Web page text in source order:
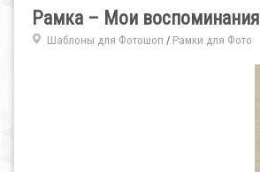
Рамка – Мои воспоминания
Шаблоны для Фотошоп / Рамки для Фото